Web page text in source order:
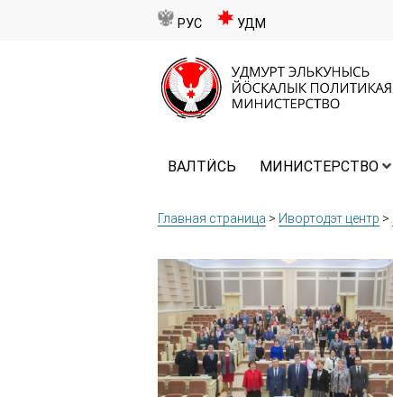
РУС УДМ
ВАЛТӤСЬ МИНИСТЕРСТВО
Главная страница > Ивортодэт центр >